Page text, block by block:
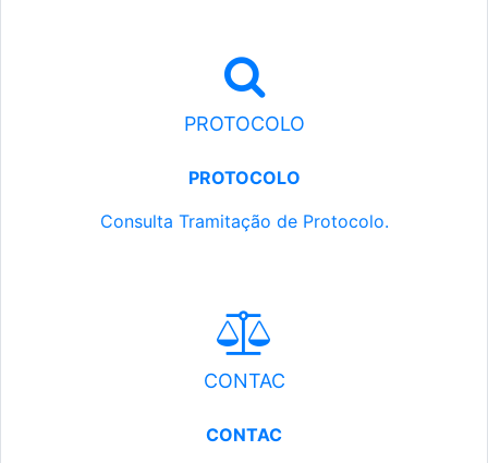
PROTOCOLO
PROTOCOLO
Consulta Tramitação de Protocolo.
CONTAC
CONTAC